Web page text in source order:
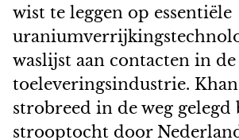
wist te leggen op essentiële
waslijst aan contacten in
toeleveringsindustrie.
strobreed in de weg
strooptocht door